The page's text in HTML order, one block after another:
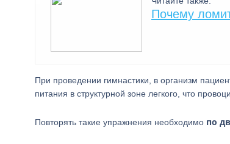
Почему
При проведении гимнастики, в организм
питания в структурной зоне легкого, что
Повторять такие упражнения необходимо по